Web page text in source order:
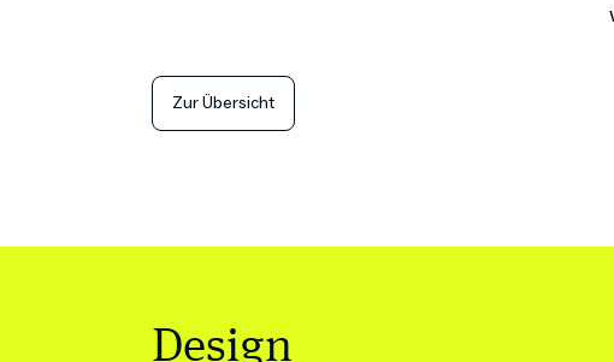
Zur Übersicht
Design